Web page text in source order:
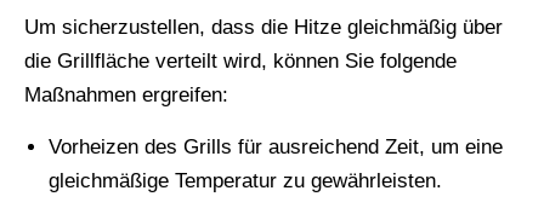
Um sicherzustellen, dass die Hitze gleichmäßig über
die Grillfläche verteilt wird, können Sie folgende
Maßnahmen ergreifen:
Vorheizen des Grills für ausreichend Zeit, um eine
gleichmäßige Temperatur zu gewährleisten.